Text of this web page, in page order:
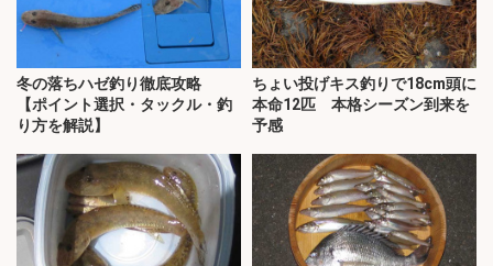
冬の落ちハゼ釣り徹底攻略
【ポイント選択・タックル・釣
り方を解説】
ちょい投げキス釣りで18cm頭に
本命12匹 本格シーズン到来を
予感